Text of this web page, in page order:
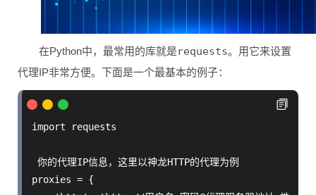
在Python中，最常用的库就是requests。用它来设置
代理IP非常方便。下面是一个最基本的例子：
import requests
你的代理IP信息，这里以神龙HTTP的代理为例
proxies = {